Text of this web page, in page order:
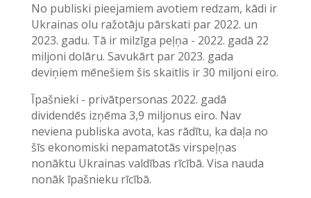
No publiski pieejamiem avotiem redzam, kādi ir
Ukrainas olu ražotāju pārskati par 2022. un
2023. gadu. Tā ir milzīga peļņa - 2022. gadā 22
miljoni dolāru. Savukārt par 2023. gada
deviņiem mēnešiem šis skaitlis ir 30 miljoni eiro.
Īpašnieki - privātpersonas 2022. gadā
dividendēs izņēma 3,9 miljonus eiro. Nav
neviena publiska avota, kas rādītu, ka daļa no
šīs ekonomiski nepamatotās virspeļņas
nonāktu Ukrainas valdības rīcībā. Visa nauda
nonāk īpašnieku rīcībā.